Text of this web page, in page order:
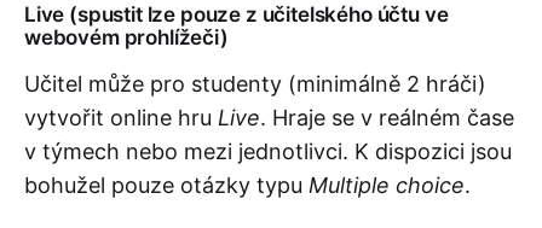
Live (spustit lze pouze z učitelského účtu ve
webovém prohlížeči)
Učitel může pro studenty (minimálně 2 hráči)
vytvořit online hru Live. Hraje se v reálném čase
v týmech nebo mezi jednotlivci. K dispozici jsou
bohužel pouze otázky typu Multiple choice.